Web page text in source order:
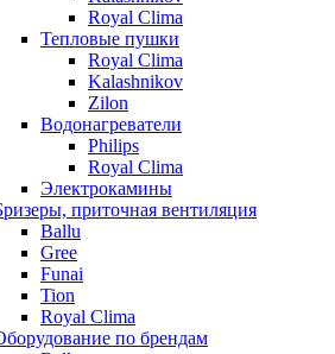
Royal Clima
Тепловые пушки
Royal Clima
Kalashnikov
Zilon
Водонагреватели
Philips
Royal Clima
Электрокамины
приточная вентиляция
Ballu
Gree
Funai
Tion
Royal Clima
по брендам